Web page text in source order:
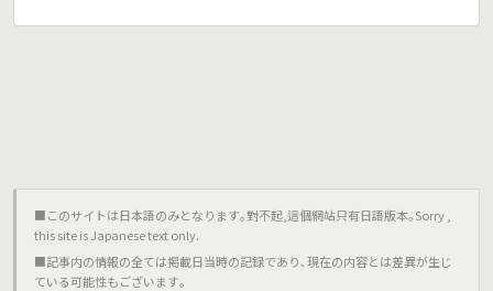
■このサイトは日本語のみとなります｡對不起,這個網站只有日語版本｡Sorry ,
this site is Japanese text only.
■記事内の情報の全ては掲載日当時の記録であり､現在の内容とは差異が生じ
ている可能性もございます｡